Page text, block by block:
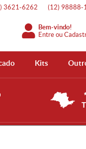
3621-6262 (12) 98888-
Bem-vindo!
Entre ou
Kits